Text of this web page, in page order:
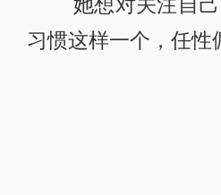
她想对关注自己
习惯这样一个，任性